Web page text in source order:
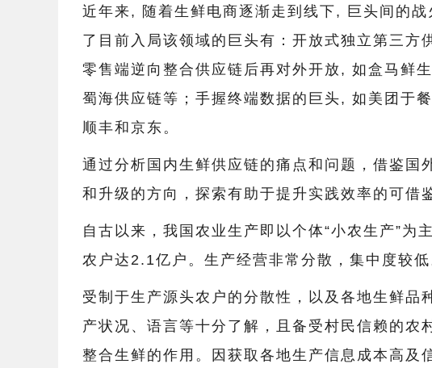
近年来, 随着生鲜电商逐渐走到线下, 巨头间的
了目前入局该领域的巨头有：开放式独立第三方
零售端逆向整合供应链后再对外开放, 如盒马鲜
蜀海供应链等；手握终端数据的巨头, 如美团于
顺丰和京东。
通过分析国内生鲜供应链的痛点和问题，借鉴
和升级的方向，探索有助于提升实践效率的可借
自古以来，我国农业生产即以个体“小农生产”
农户达2.1亿户。生产经营非常分散，集中度较低
受制于生产源头农户的分散性，以及各地生鲜品
产状况、语言等十分了解，且备受村民信赖的农
整合生鲜的作用。因获取各地生产信息成本高及